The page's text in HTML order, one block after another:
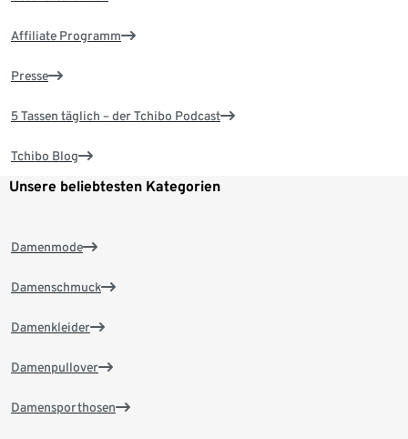
Affiliate Programm
Presse
5 Tassen täglich – der Tchibo Podcast
Tchibo Blog
Unsere beliebtesten Kategorien
Damenmode
Damenschmuck
Damenkleider
Damenpullover
Damensporthosen